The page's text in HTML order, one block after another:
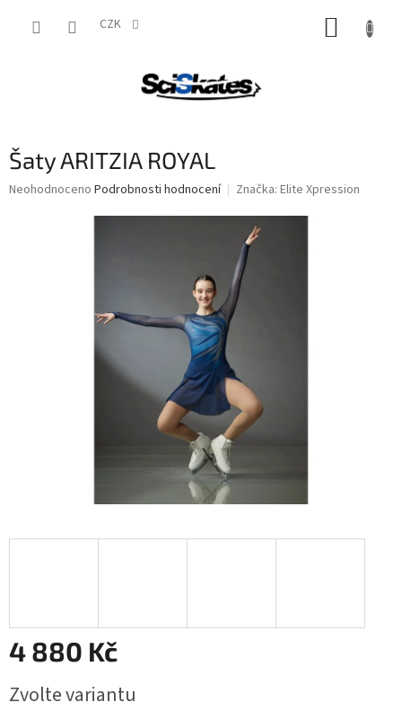
CZK
Šaty ARITZIA ROYAL
Průměrné
Neohodnoceno Podrobnosti hodnocení Značka: Elite Xpression
4 880 Kč
cena:
Zvolte variantu